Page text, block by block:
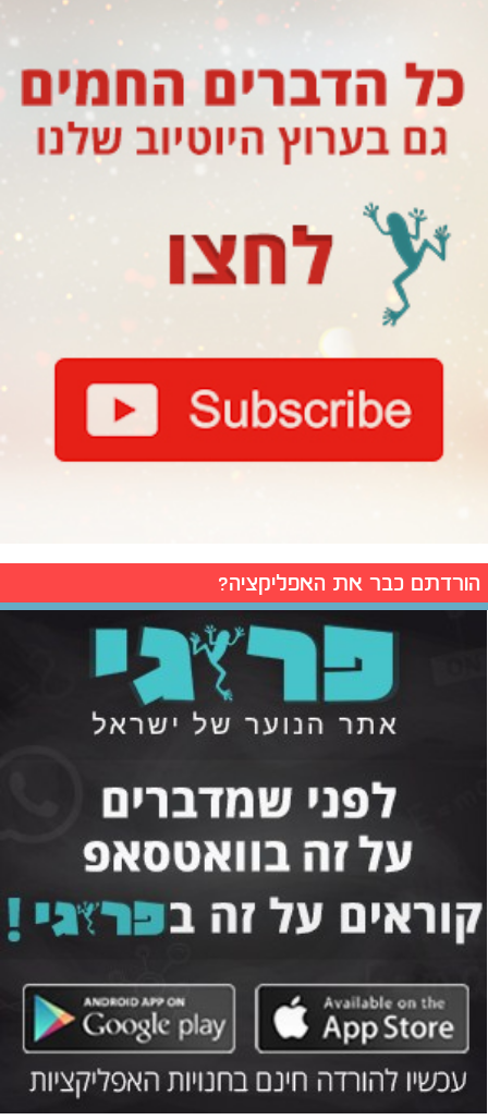
הורדתם כבר את האפליקציה?